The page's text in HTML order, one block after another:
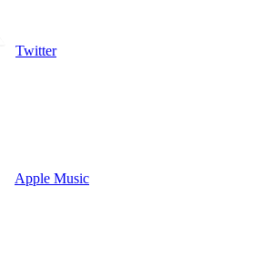
Twitter
Apple Music